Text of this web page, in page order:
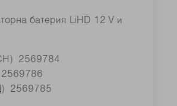
батерия LiHD 12 V и
2569784
2569786
2569785